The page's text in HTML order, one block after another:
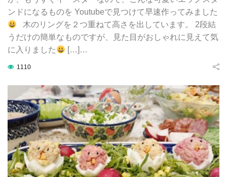
ンドになるものを Youtubeで見つけて早速作ってみました
木のリングを２つ重ねて高さを出しています。 2段結
うだけの簡単なものですが、見た目がおしゃれに見えて気
に入りました
[…]…
1110